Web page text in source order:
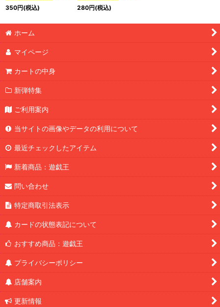
クレット】{DUAD-
JP034}《融合》
350円(税込)
レット】{アジアDUAD-
JP034}《融合》
280円(税込)
ホーム
マイページ
カートの中身
新弾特集
ご利用案内
当サイトの画像やデータの利用について
最近チェックしたアイテム
新着商品：遊戯王
問い合わせ
特定商取引法表示
カードの状態表記について
おすすめ商品：遊戯王
プライバシーポリシー
店舗案内
更新情報